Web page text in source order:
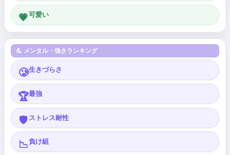
💗可愛い
💪 メンタル・強さランキング
🥲生きづらさ
🏆最強
🛡️ ストレス耐性
📉負け組